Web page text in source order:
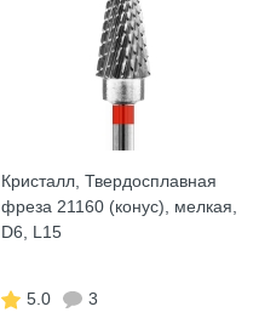
Кристалл, Твердосплавная
фреза 21160 (конус), мелкая,
D6, L15
5.0
3